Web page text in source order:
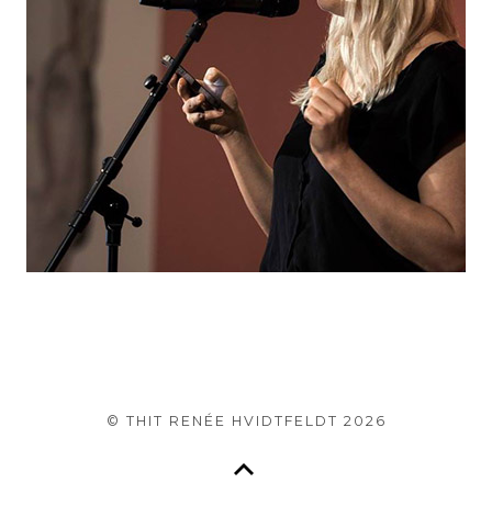
© THIT RENÉE HVIDTFELDT 2026